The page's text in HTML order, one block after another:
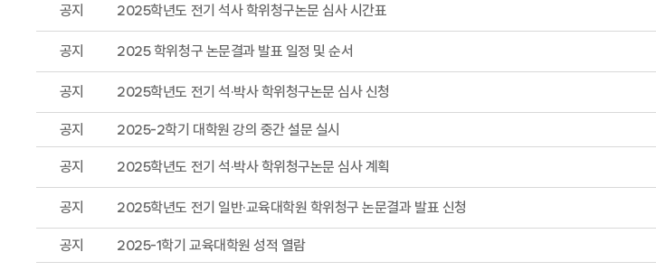
공지 2025학년도 전기 석사 학위청구논문 심사 시간표
공지 2025 학위청구 논문결과 발표 일정 및 순서
공지 2025학년도 전기 석·박사 학위청구논문 심사 신청
공지 2025-2학기 대학원 강의 중간 설문 실시
공지 2025학년도 전기 석·박사 학위청구논문 심사 계획
공지 2025학년도 전기 일반·교육대학원 학위청구 논문결과 발표 신청
공지 2025-1학기 교육대학원 성적 열람